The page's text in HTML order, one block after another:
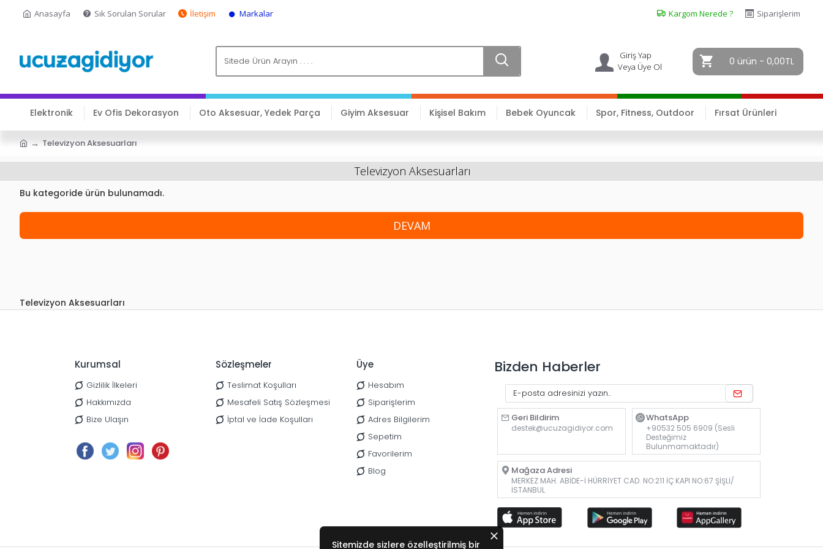
Anasayfa Sık Sorulan Sorular İletişim Markalar Kargom Nerede ? Siparişlerim
Giriş Yap
Veya Üye Ol
0 ürün - 0,00TL
Elektronik Ev Ofis Dekorasyon Oto Aksesuar, Yedek Parça Giyim Aksesuar Kişisel Bakım Bebek Oyuncak Spor, Fitness, Outdoor Fırsat Ürünleri
Televizyon Aksesuarları
Televizyon Aksesuarları
Bu kategoride ürün bulunamadı.
DEVAM
Televizyon Aksesuarları
Kurumsal
Gizlilik İlkeleri
Hakkımızda
Bize Ulaşın
Sözleşmeler
Teslimat Koşulları
Mesafeli Satış Sözleşmesi
İptal ve İade Koşulları
Üye
Hesabım
Siparişlerim
Adres Bilgilerim
Sepetim
Favorilerim
Blog
Bizden Haberler
Geri Bildirim
destek@ucuzagidiyor.com
WhatsApp
+90532 505 6909 (Sesli
Desteğimiz
Bulunmamaktadır)
Mağaza Adresi
MERKEZ MAH. ABİDE-İ HÜRRİYET CAD. NO:211 İÇ KAPI NO:67 ŞİŞLİ/
İSTANBUL
Sitemizde sizlere özelleştirilmiş bir